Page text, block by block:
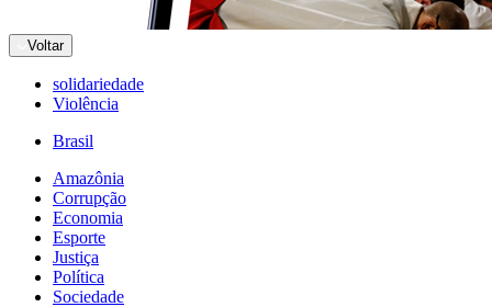
Voltar
solidariedade
Violência
Brasil
Amazônia
Corrupção
Economia
Esporte
Justiça
Política
Sociedade